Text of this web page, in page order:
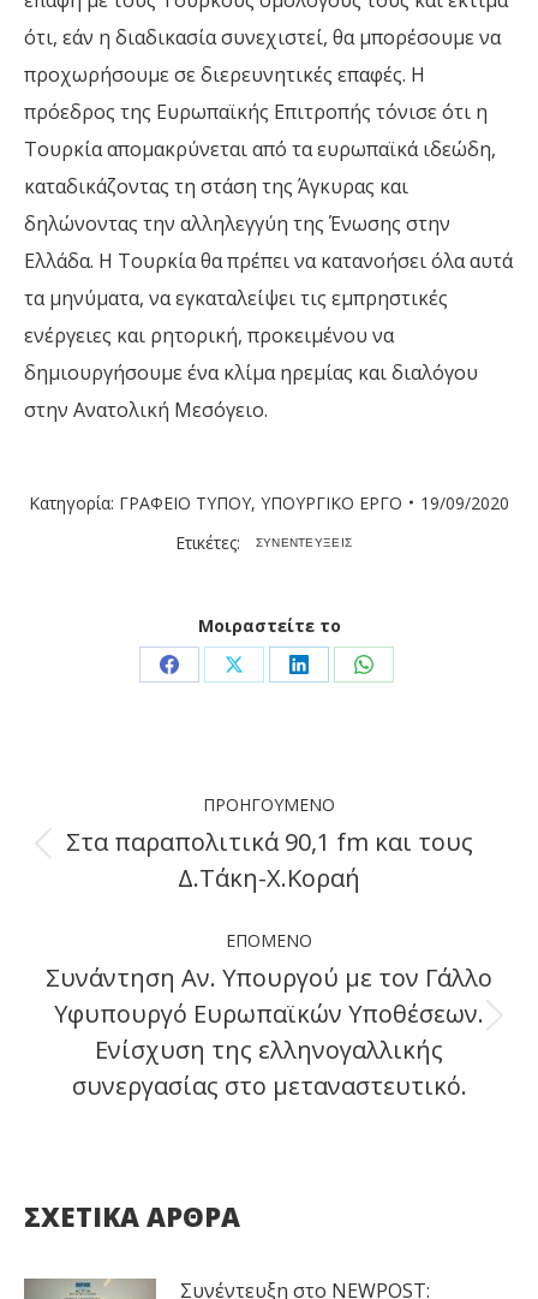
ότι, εάν η διαδικασία συνεχιστεί, θα μπορέσουμε να
προχωρήσουμε σε διερευνητικές επαφές. Η
πρόεδρος της Ευρωπαϊκής Επιτροπής τόνισε ότι η
Τουρκία απομακρύνεται από τα ευρωπαϊκά ιδεώδη,
καταδικάζοντας τη στάση της Άγκυρας και
δηλώνοντας την αλληλεγγύη της Ένωσης στην
Ελλάδα. Η Τουρκία θα πρέπει να κατανοήσει όλα αυτά
τα μηνύματα, να εγκαταλείψει τις εμπρηστικές
ενέργειες και ρητορική, προκειμένου να
δημιουργήσουμε ένα κλίμα ηρεμίας και διαλόγου
στην Ανατολική Μεσόγειο.
Κατηγορία: ΓΡΑΦΕΙΟ ΤΥΠΟΥ, ΥΠΟΥΡΓΙΚΟ ΕΡΓΟ
19/09/2020
Ετικέτες:
ΣΥΝΕΝΤΕΥΞΕΙΣ
Μοιραστείτε το
Share Share Share Share
navigation
ΠΡΟΗΓΟΎΜΕΝΟ
Previous
Στα παραπολιτικά 90,1 fm και τους
Δ.Τάκη-Χ.Κοραή
ΕΠΌΜΕΝΟ
Next
post:
Συνάντηση Αν. Υπουργού με τον Γάλλο
Υφυπουργό Ευρωπαϊκών Υποθέσεων.
Ενίσχυση της ελληνογαλλικής
συνεργασίας στο μεταναστευτικό.
ΣΧΕΤΙΚΑ ΑΡΘΡΑ
Συνέντευξη στο NEWPOST: